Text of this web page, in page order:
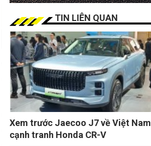
TIN LIÊN QUAN
Xem trước Jaecoo J7 về Việt Nam
cạnh tranh Honda CR-V